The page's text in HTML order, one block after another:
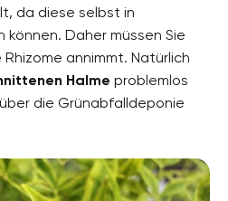
da diese selbst in
Daher müssen Sie
annimmt. Natürlich
Halme problemlos
die Grünabfalldeponie